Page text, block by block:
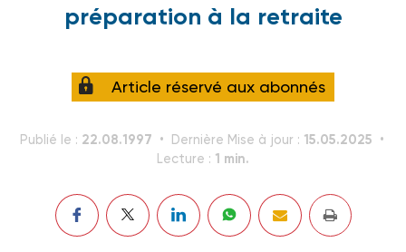
préparation à la retraite
Article réservé aux abonnés
Publié le : 22.08.1997 Dernière Mise à jour : 15.05.2025
Lecture : 1 min.